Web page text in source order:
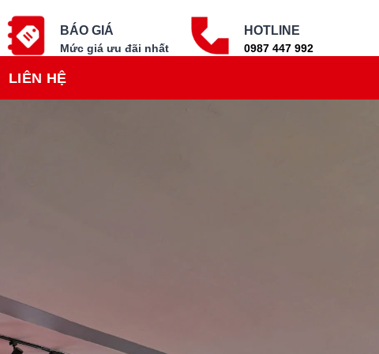
BÁO GIÁ
Mức giá ưu đãi nhất
HOTLINE
0987 447 992
LIÊN HỆ